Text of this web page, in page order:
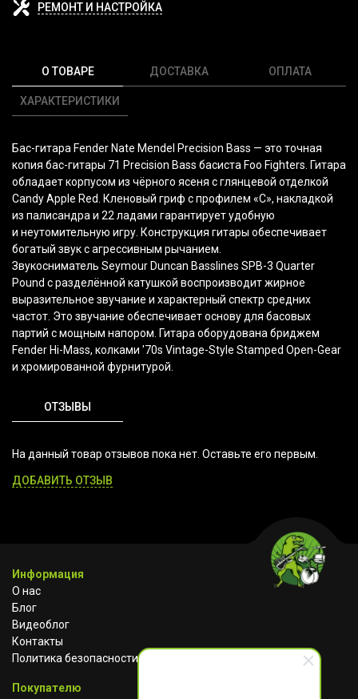
РЕМОНТ И НАСТРОЙКА
О ТОВАРЕ
ХАРАКТЕРИСТИКИ
ДОСТАВКА ОПЛАТА
Бас-гитара Fender Nate Mendel Precision Bass — это точная
копия бас-гитары 71 Precision Bass басиста Foo Fighters. Гитара
обладает корпусом из чёрного ясеня с глянцевой отделкой
Candy Apple Red. Кленовый гриф с профилем «С», накладкой
из палисандра и 22 ладами гарантирует удобную
и неутомительную игру. Конструкция гитары обеспечивает
богатый звук с агрессивным рычанием.
Звукосниматель Seymour Duncan Basslines SPB-3 Quarter
Pound с разделённой катушкой воспроизводит жирное
выразительное звучание и характерный спектр средних
частот. Это звучание обеспечивает основу для басовых
партий с мощным напором. Гитара оборудована бриджем
Fender Hi-Mass, колками '70s Vintage-Style Stamped Open-Gear
и хромированной фурнитурой.
ОТЗЫВЫ
На данный товар отзывов пока нет. Оставьте его первым.
ДОБАВИТЬ ОТЗЫВ
Информация
О нас
Блог
Видеоблог
Контакты
Политика безопасности
Покупателю